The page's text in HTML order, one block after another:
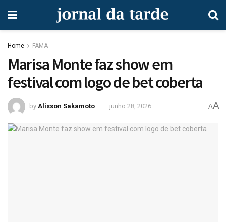
Home FAMA
Marisa Monte faz show em
festival com logo de bet coberta
by Alisson Sakamoto junho 28, 2026 AA